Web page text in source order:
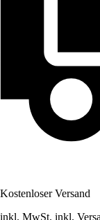
Kostenloser Versand
inkl. MwSt. inkl.